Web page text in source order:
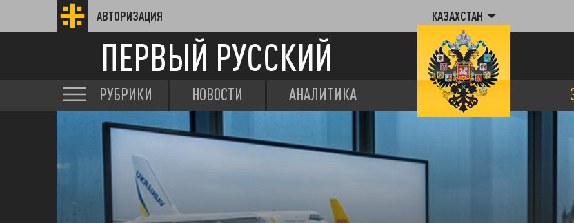
АВТОРИЗАЦИЯ КАЗАХСТАН
ПЕРВЫЙ РУССКИЙ
РУБРИКИ НОВОСТИ АНАЛИТИКА